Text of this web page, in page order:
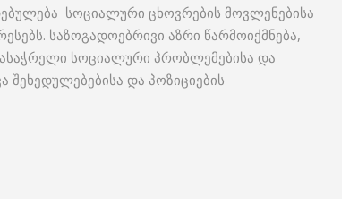
სოციალური ცხოვრების მოვლენებისა
საზოგადოებრივი აზრი წარმოიქმნება,
სოციალური პრობლემებისა და
შეხედულებებისა და პოზიციების